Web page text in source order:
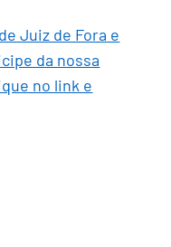
Juiz de Fora e
da nossa
no link e